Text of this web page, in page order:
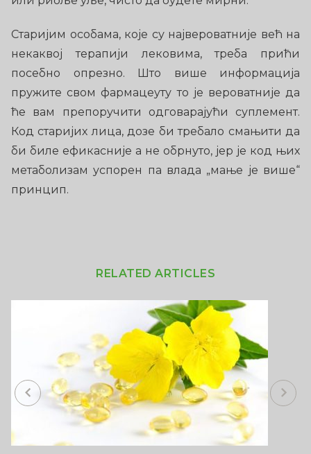
Старијим особама, које су највероватније већ на
некаквој терапији лековима, треба прићи
посебно опрезно. Што више информација
пружите свом фармацеуту то је вероватније да
ће вам препоручити одговарајући суплемент.
Код старијих лица, дозе би требало смањити да
би биле ефикасније а не обрнуто, јер је код њих
метаболизам успорен па влада „мање је више“
принцип.
RELATED ARTICLES